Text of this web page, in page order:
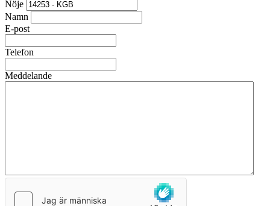
Nöje
Namn
E-post
Telefon
Meddelande